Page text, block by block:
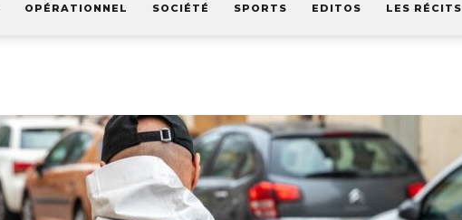
OPÉRATIONNEL SOCIÉTÉ SPORTS EDITOS LES RÉCITS